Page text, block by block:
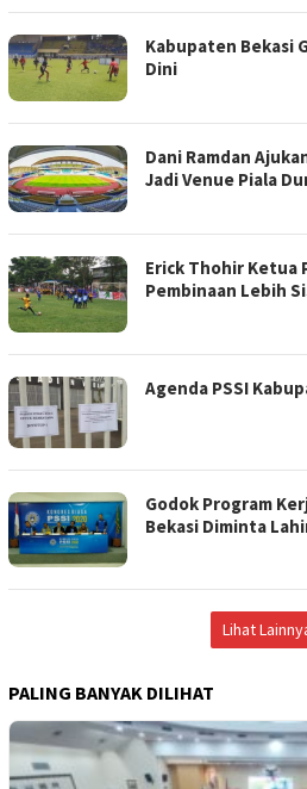
Kabupaten Bekasi
Dini
Dani Ramdan
Jadi Venue Piala
Erick Thohir Ketua
Pembinaan Lebih
Agenda PSSI
Godok Program
Bekasi Diminta
Lihat
PALING BANYAK DILIHAT